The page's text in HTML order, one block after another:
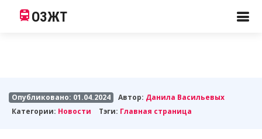
ОЗЖТ
Опубликовано: 01.04.2024 Автор: Данила Васильевых
Категории: Новости Тэги: Главная страница